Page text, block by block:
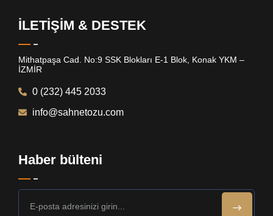
İLETİŞİM & DESTEK
Mithatpaşa Cad. No:9 SSK Blokları E-1 Blok, Konak YKM –
İZMİR
0 (232) 445 2033
info@sahnetozu.com
Haber bülteni